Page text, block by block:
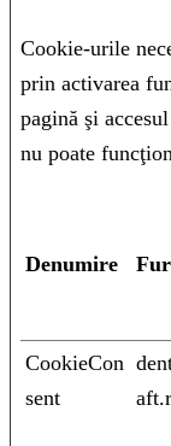
Cookie-urile
prin activarea
pagină şi
nu poate
Denumire
CookieCon
sent